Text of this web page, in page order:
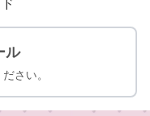
ル
さい。